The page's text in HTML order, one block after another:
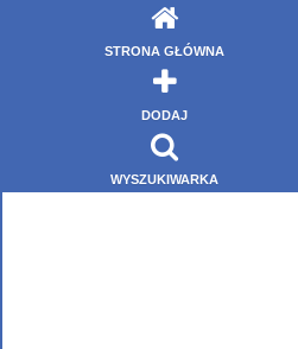
STRONA GŁÓWNA
DODAJ
WYSZUKIWARKA